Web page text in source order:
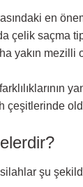
en
çelik saçma
yakın
çeşitlerinde
şu